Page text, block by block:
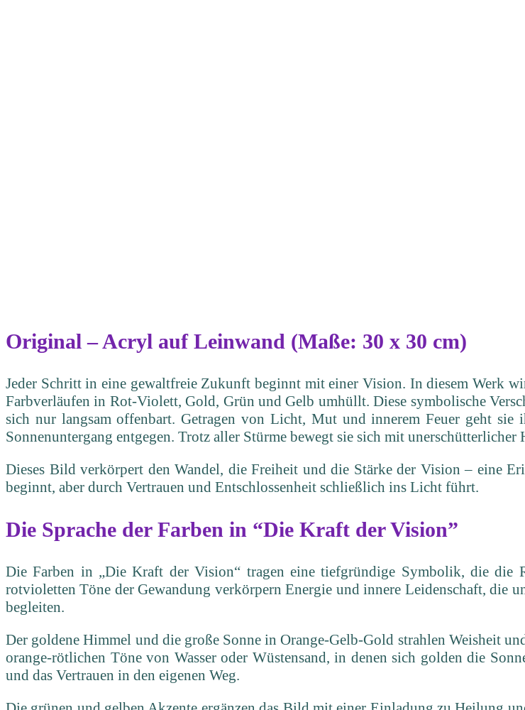
Original – Acryl auf Leinwand (Maße: 30 x 30 cm)
Jeder Schritt in eine gewaltfreie Zukunft beginnt mit einer Vision. In diesem Werk
Farbverläufen in Rot-Violett, Gold, Grün und Gelb umhüllt. Diese symbolische
sich nur langsam offenbart. Getragen von Licht, Mut und innerem Feuer geht sie
Sonnenuntergang entgegen. Trotz aller Stürme bewegt sie sich mit
Dieses Bild verkörpert den Wandel, die Freiheit und die Stärke der Vision – eine
beginnt, aber durch Vertrauen und Entschlossenheit schließlich ins Licht führt.
Die Sprache der Farben in “Die Kraft der Vision”
Die Farben in „Die Kraft der Vision“ tragen eine tiefgründige Symbolik, die
rotvioletten Töne der Gewandung verkörpern Energie und innere Leidenschaft, die
begleiten.
Der goldene Himmel und die große Sonne in Orange-Gelb-Gold strahlen Weisheit
orange-rötlichen Töne von Wasser oder Wüstensand, in denen sich golden die
und das Vertrauen in den eigenen Weg.